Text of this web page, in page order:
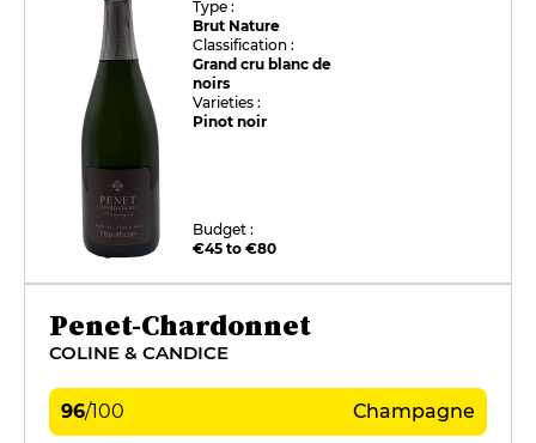
Type :
Brut Nature
Classification :
Grand cru blanc de
noirs
Varieties :
Pinot noir
Budget :
€45 to €80
Penet-Chardonnet
COLINE & CANDICE
96/100 Champagne